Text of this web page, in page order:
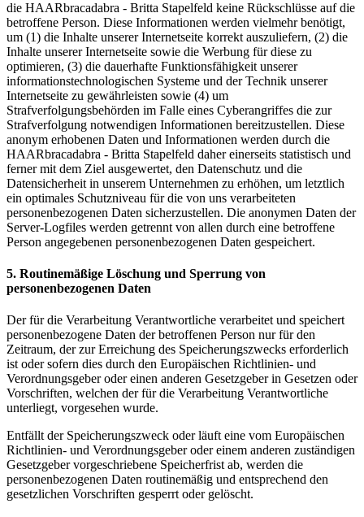
die HAARbracadabra - Britta Stapelfeld keine Rückschlüsse auf die
betroffene Person. Diese Informationen werden vielmehr benötigt,
um (1) die Inhalte unserer Internetseite korrekt auszuliefern, (2) die
Inhalte unserer Internetseite sowie die Werbung für diese zu
optimieren, (3) die dauerhafte Funktionsfähigkeit unserer
informationstechnologischen Systeme und der Technik unserer
Internetseite zu gewährleisten sowie (4) um
Strafverfolgungsbehörden im Falle eines Cyberangriffes die zur
Strafverfolgung notwendigen Informationen bereitzustellen. Diese
anonym erhobenen Daten und Informationen werden durch die
HAARbracadabra - Britta Stapelfeld daher einerseits statistisch und
ferner mit dem Ziel ausgewertet, den Datenschutz und die
Datensicherheit in unserem Unternehmen zu erhöhen, um letztlich
ein optimales Schutzniveau für die von uns verarbeiteten
personenbezogenen Daten sicherzustellen. Die anonymen Daten der
Server-Logfiles werden getrennt von allen durch eine betroffene
Person angegebenen personenbezogenen Daten gespeichert.
5. Routinemäßige Löschung und Sperrung von
personenbezogenen Daten
Der für die Verarbeitung Verantwortliche verarbeitet und speichert
personenbezogene Daten der betroffenen Person nur für den
Zeitraum, der zur Erreichung des Speicherungszwecks erforderlich
ist oder sofern dies durch den Europäischen Richtlinien- und
Verordnungsgeber oder einen anderen Gesetzgeber in Gesetzen oder
Vorschriften, welchen der für die Verarbeitung Verantwortliche
unterliegt, vorgesehen wurde.
Entfällt der Speicherungszweck oder läuft eine vom Europäischen
Richtlinien- und Verordnungsgeber oder einem anderen zuständigen
Gesetzgeber vorgeschriebene Speicherfrist ab, werden die
personenbezogenen Daten routinemäßig und entsprechend den
gesetzlichen Vorschriften gesperrt oder gelöscht.